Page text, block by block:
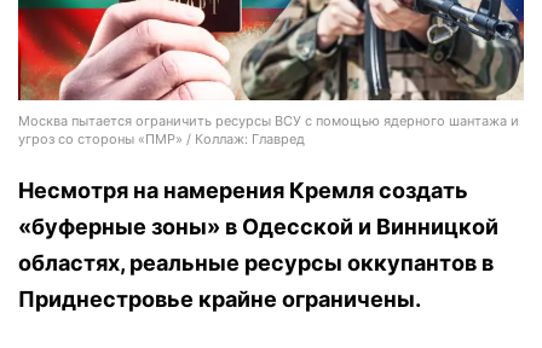
Москва пытается ограничить ресурсы ВСУ с помощью ядерного шантажа и
угроз со стороны «ПМР» / Коллаж: Главред
Несмотря на намерения Кремля создать
«буферные зоны» в Одесской и Винницкой
областях, реальные ресурсы оккупантов в
Приднестровье крайне ограничены.